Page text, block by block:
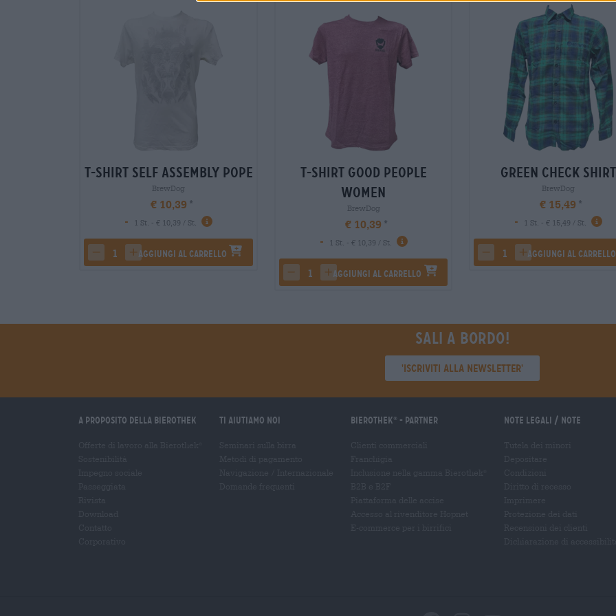
T-Shirt self assembly pope
BrewDog
€ 10,39
-
1 St. - € 10,39 / St.
decrease quantity
increase quantity
Aggiungi al carrello
T-Shirt good people
women
BrewDog
€ 10,39
-
1 St. - € 10,39 / St.
decrease quantity
increase quantity
Aggiungi al carrello
Green check Shirt
BrewDog
€ 15,49
-
1 St. - € 15,49 / St.
decrease quantity
increase quantity
Aggiungi al carrello
Sali a bordo!
'Iscriviti alla newsletter'
A proposito della Bierothek Ti aiutiamo noi Bierothek - Partner Note legali / Note